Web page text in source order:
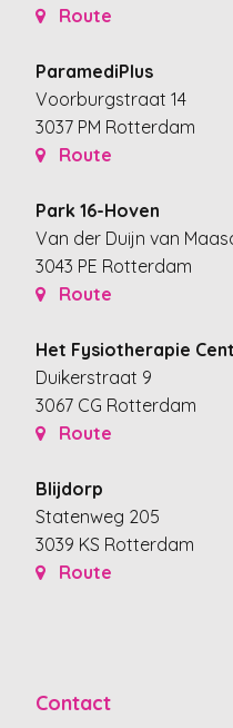
Route
ParamediPlus
Voorburgstraat 14
3037 PM Rotterdam
Route
Park 16-Hoven
Van der Duijn van
3043 PE Rotterdam
Route
Het Fysiotherapie
Duikerstraat 9
3067 CG Rotterdam
Route
Blijdorp
Statenweg 205
3039 KS Rotterdam
Route
Contact